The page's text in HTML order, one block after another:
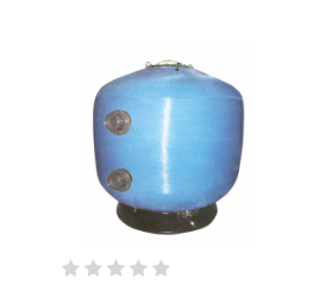
Rychlý náhled